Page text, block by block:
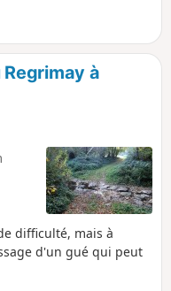
l'emplacement
à
difficulté, mais à
d'un gué qui peut